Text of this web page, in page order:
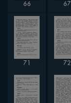
66 67
71 72